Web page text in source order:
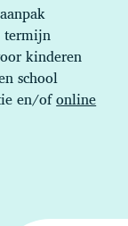
termijn
kinderen
school
en/ofonline